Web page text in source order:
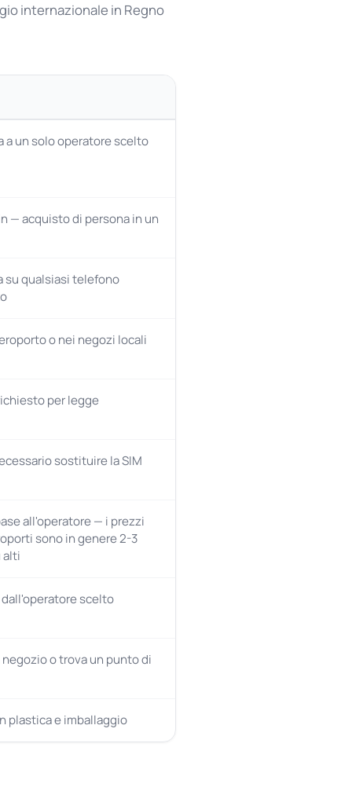
internazionale in Regno
a un solo operatore scelto
— acquisto di persona in un
su qualsiasi telefono
o nei negozi locali
per legge
sostituire la SIM
all'operatore — i prezzi
sono in genere 2-3
alti
scelto
o trova un punto di
plastica e imballaggio